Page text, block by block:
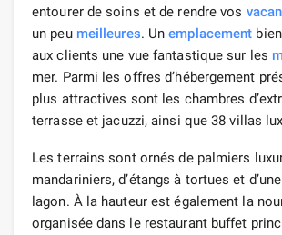
entourer de soins et de rendre vos
un peu meilleures. Unemplacement
aux clients une vue fantastique sur les
mer. Parmi les offres d’hébergement
plus attractives sont les chambres
terrasse et jacuzzi, ainsi que 38 villas
Les terrains sont ornés de palmiers
mandariniers, d’étangs à tortues et
lagon. À la hauteur est également la
organisée dans le restaurant buffet